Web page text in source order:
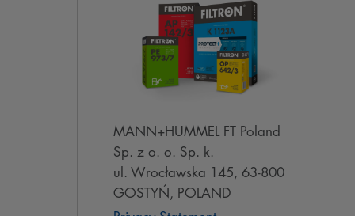
MANN+HUMMEL FT Poland
Sp. z o. o. Sp. k.
ul. Wrocławska 145, 63-800
GOSTYŃ, POLAND